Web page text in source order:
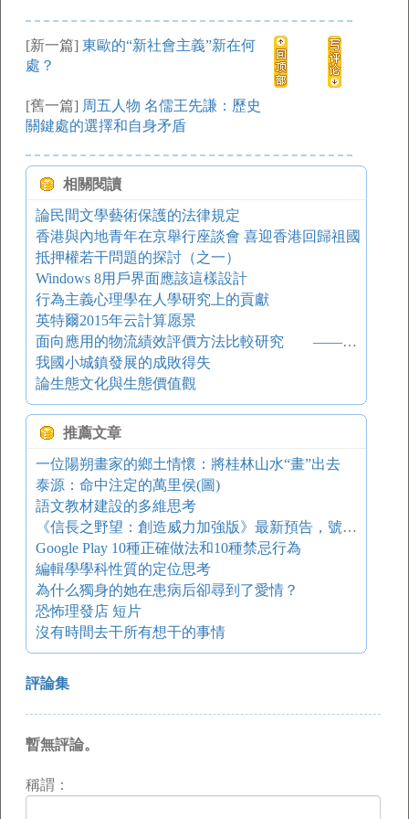
[新一篇] 東歐的“新社會主義”新在何
處？
[舊一篇] 周五人物 名儒王先謙：歷史
關鍵處的選擇和自身矛盾
相關閱讀
論民間文學藝術保護的法律規定
香港與內地青年在京舉行座談會 喜迎香港回歸祖國
抵押權若干問題的探討（之一）
Windows 8用戶界面應該這樣設計
行為主義心理學在人學研究上的貢獻
英特爾2015年云計算愿景
面向應用的物流績效評價方法比較研究 ——一個理論梳理框架
我國小城鎮發展的成敗得失
論生態文化與生態價值觀
推薦文章
一位陽朔畫家的鄉土情懷：將桂林山水“畫”出去
泰源：命中注定的萬里侯(圖)
語文教材建設的多維思考
《信長之野望：創造威力加強版》最新預告，號稱史上最強的威力加強版喔
Google Play 10種正確做法和10種禁忌行為
編輯學學科性質的定位思考
為什么獨身的她在患病后卻尋到了愛情？
恐怖理發店 短片
沒有時間去干所有想干的事情
評論集
暫無評論。
稱謂：